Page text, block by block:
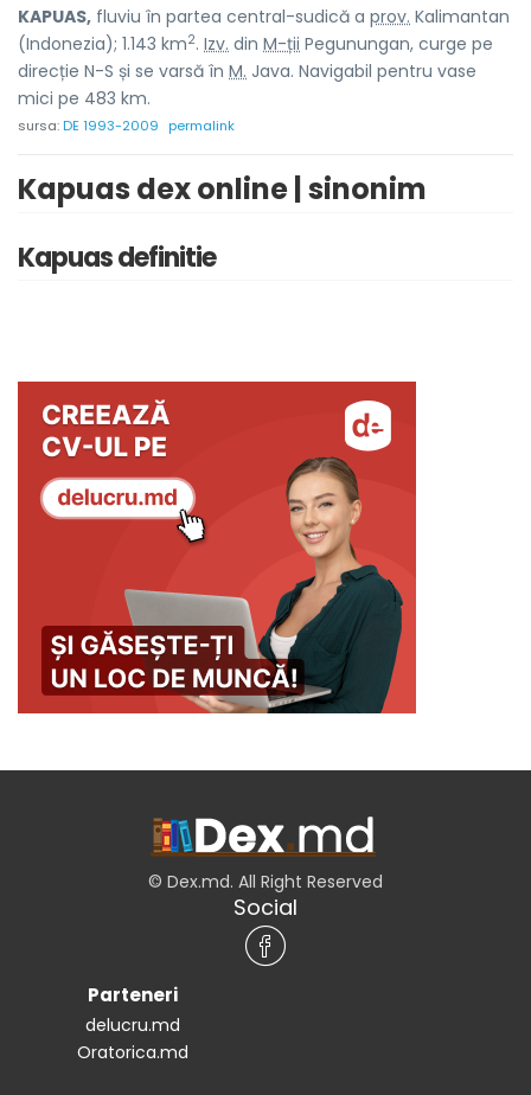
KAPUAS, fluviu în partea central-sudică a prov. Kalimantan
(Indonezia); 1.143 km2. Izv. din M-ții Pegunungan, curge pe
direcție N-S și se varsă în M. Java. Navigabil pentru vase
mici pe 483 km.
sursa:DE 1993-2009 permalink
Kapuas dex online | sinonim
Kapuas definitie
© Dex.md. All Right Reserved
Social
Parteneri
delucru.md
Oratorica.md